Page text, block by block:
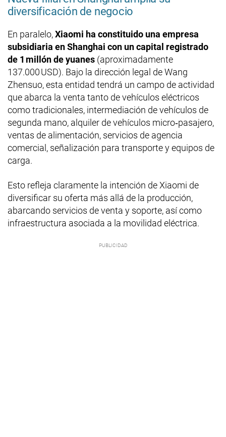
diversificación de negocio
En paralelo,Xiaomi ha constituido una empresa
subsidiaria en Shanghai con un capital registrado
de 1 millón de yuanes (aproximadamente
137.000 USD). Bajo la dirección legal de Wang
Zhensuo, esta entidad tendrá un campo de actividad
que abarca la venta tanto de vehículos eléctricos
como tradicionales, intermediación de vehículos de
segunda mano, alquiler de vehículos micro‑pasajero,
ventas de alimentación, servicios de agencia
comercial, señalización para transporte y equipos de
carga.
Esto refleja claramente la intención de Xiaomi de
diversificar su oferta más allá de la producción,
abarcando servicios de venta y soporte, así como
infraestructura asociada a la movilidad eléctrica.